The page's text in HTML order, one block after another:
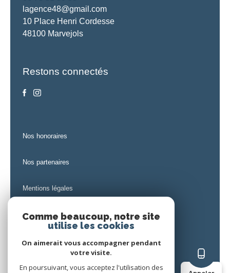
lagence48@gmail.com
10 Place Henri Cordesse
48100 Marvejols
Restons connectés
nos honoraires
nos partenaires
mentions légales
admin
politique rgpd
cookies
Comme beaucoup, notre site
utilise les cookies
On aimerait vous accompagner pendant
votre visite.
En poursuivant, vous acceptez l'utilisation des